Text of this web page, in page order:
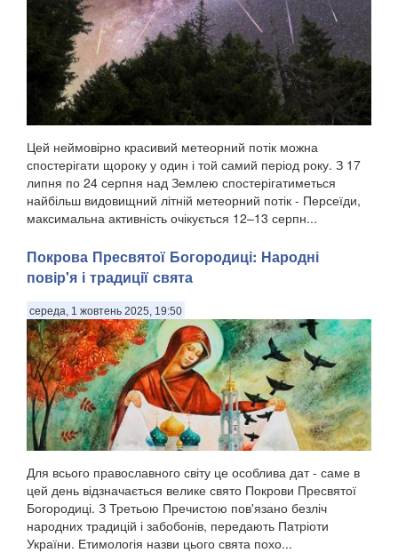
Цей неймовірно красивий метеорний потік можна
спостерігати щороку у один і той самий період року. З 17
липня по 24 серпня над Землею спостерігатиметься
найбільш видовищний літній метеорний потік - Персеїди,
максимальна активність очікується 12–13 серпн...
Покрова Пресвятої Богородиці: Народні
повір'я і традиції свята
середа, 1 жовтень 2025, 19:50
Для всього православного світу це особлива дат - саме в
цей день відзначається велике свято Покрови Пресвятої
Богородиці. З Третьою Пречистою пов'язано безліч
народних традицій і забобонів, передають Патріоти
України. Етимологія назви цього свята похо...